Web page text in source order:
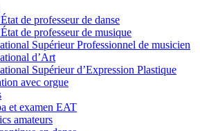
de professeur de danse
de professeur de musique
Supérieur Professionnel de musicien
d’Art
Supérieur d’Expression Plastique
avec orgue
et examen EAT
amateurs